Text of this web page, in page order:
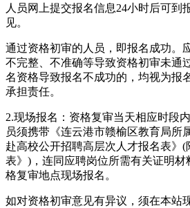
人员网上提交报名信息24小时后可到
见。
通过资格初审的人员，即报名成功。
不完整、不准确等导致资格初审未通
名资格导致报名不成功的，均视为报
承担责任。
2.现场报名：资格复审当天相应时段
员须携带《连云港市赣榆区教育局所
赴高校公开招聘高层次人才报名表》(
表》)，连同应聘岗位所需有关证明材
格复审地点现场报名。
如对资格初审意见有异议，须在本站